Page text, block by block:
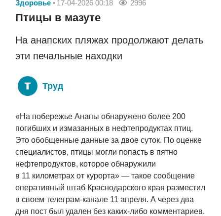
Здоровье 17-04-2026 00:18 2996
Птицы в мазуте
На анапских пляжах продолжают делать
эти печальные находки
Труд
«На побережье Анапы обнаружено более 200
погибших и измазанных в нефтепродуктах птиц.
Это обобщенные данные за двое суток. По оценке
специалистов, птицы могли попасть в пятно
нефтепродуктов, которое обнаружили
в 11 километрах от курорта» — такое сообщение
оперативный штаб Краснодарского края разместил
в своем телеграм-канале 11 апреля. А через два
дня пост был удален без каких-либо комментариев.